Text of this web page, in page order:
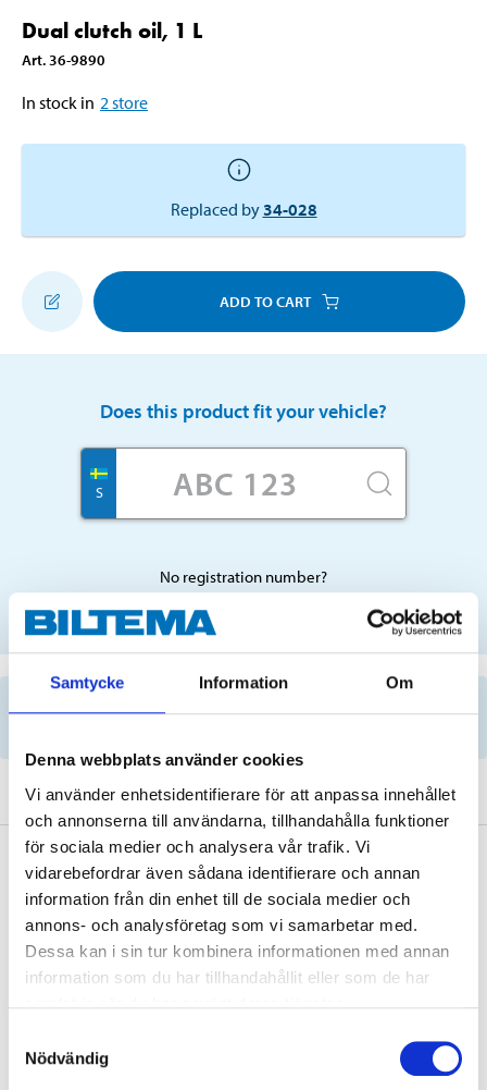
Samtycke Information Om
Denna webbplats använder cookies
Vi använder enhetsidentifierare för att anpassa innehållet
och annonserna till användarna, tillhandahålla funktioner
för sociala medier och analysera vår trafik. Vi
vidarebefordrar även sådana identifierare och annan
information från din enhet till de sociala medier och
annons- och analysföretag som vi samarbetar med.
Dessa kan i sin tur kombinera informationen med annan
information som du har tillhandahållit eller som de har
Nödvändig
Dual clutch oil, 1 L
Art. 36-9890
In stock in 2 store
Replaced by34-028
ADD TO CART
Does this product fit your vehicle?
S
No registration number?
SELECT CAR MANUALLY
Description
Conforms to the following specifications: Audi/VW
G 052 182/052 529/055 529, BMW 83 22 2 148 578/83
236.21/236.24/236.25/239.21, Mitsubishi Dia-Queen